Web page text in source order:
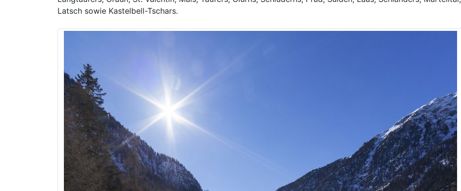
Latsch sowie Kastelbell-Tschars.